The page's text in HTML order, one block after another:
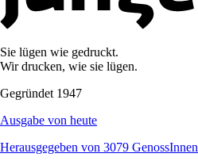
Sie lügen wie gedruckt.
Wir drucken, wie sie lügen.
Gegründet 1947
Ausgabe von heute
Herausgegeben von 3079 GenossInnen